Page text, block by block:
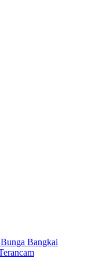
Bangkai